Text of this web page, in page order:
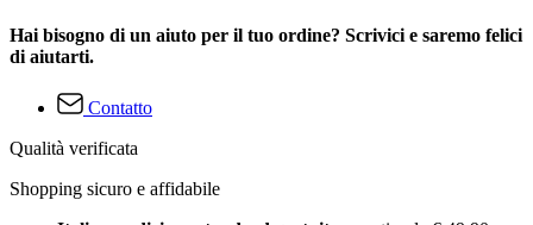
Hai bisogno di un aiuto per il tuo ordine? Scrivici e saremo felici
di aiutarti.
Contatto
Qualità verificata
Shopping sicuro e affidabile